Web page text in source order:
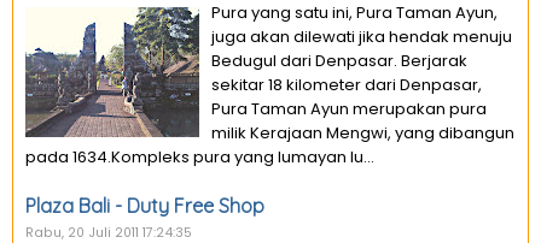
Pura yang satu ini, Pura Taman Ayun,
juga akan dilewati jika hendak menuju
Bedugul dari Denpasar. Berjarak
sekitar 18 kilometer dari Denpasar,
Pura Taman Ayun merupakan pura
milik Kerajaan Mengwi, yang dibangun
pada 1634.Kompleks pura yang lumayan lu...
Plaza Bali - Duty Free Shop
Rabu, 20 Juli 2011 17:24:35